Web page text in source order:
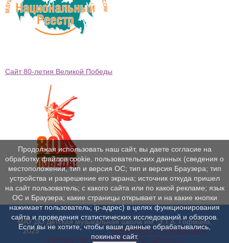
Сайт 80-летия Великой Победы
МАУ ДО Детская музыкальная школа им. Э.Т.А. Гофмана,
2025ПОЛИТИКА В ОТНОШЕНИИ
ОБРАБОТКИ ПЕРСОНАЛЬНЫХ ДАННЫХ
Продолжая использовать наш сайт, вы даете согласие на
обработку файлов cookie, пользовательских данных (сведения о
местоположении; тип и версия ОС; тип и версия Браузера; тип
устройства и разрешение его экрана; источник откуда пришел
на сайт пользователь; с какого сайта или по какой рекламе; язык
ОС и Браузера; какие страницы открывает и на какие кнопки
нажимает пользователь; ip-адрес) в целях функционирования
сайта и проведения статистических исследований и обзоров.
Если вы не хотите, чтобы ваши данные обрабатывались,
покиньте сайт.